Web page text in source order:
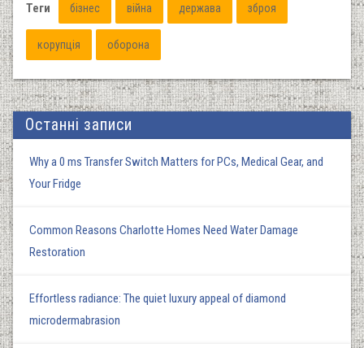
Теги бізнес війна держава зброя
корупція оборона
Останні записи
Why a 0 ms Transfer Switch Matters for PCs, Medical Gear, and
Your Fridge
Common Reasons Charlotte Homes Need Water Damage
Restoration
Effortless radiance: The quiet luxury appeal of diamond
microdermabrasion